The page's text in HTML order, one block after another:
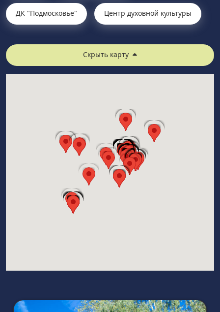
ДК "Подмосковье" Центр духовной культуры
Скрыть карту